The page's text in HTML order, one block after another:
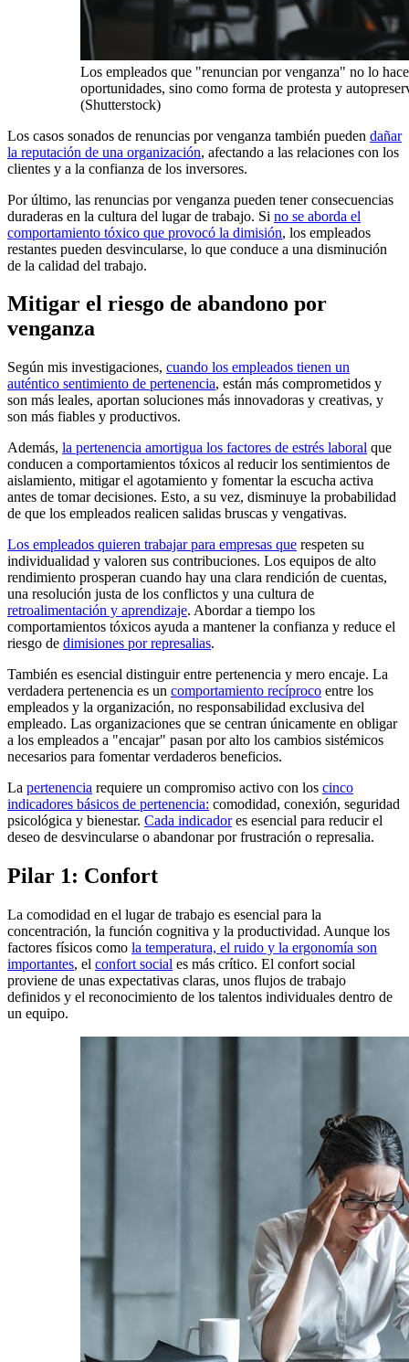
Los empleados que "renuncian por venganza" no lo
oportunidades, sino como forma de protesta y
(Shutterstock)
Los casos sonados de renuncias por venganza también pueden dañar
la reputación de una organización, afectando a las relaciones con los
clientes y a la confianza de los inversores.
Por último, las renuncias por venganza pueden tener consecuencias
duraderas en la cultura del lugar de trabajo. Si no se aborda el
comportamiento tóxico que provocó la dimisión, los empleados
restantes pueden desvincularse, lo que conduce a una disminución
de la calidad del trabajo.
Mitigar el riesgo de abandono por
venganza
Según mis investigaciones, cuando los empleados tienen un
auténtico sentimiento de pertenencia, están más comprometidos y
son más leales, aportan soluciones más innovadoras y creativas, y
son más fiables y productivos.
Además, la pertenencia amortigua los factores de estrés laboral que
conducen a comportamientos tóxicos al reducir los sentimientos de
aislamiento, mitigar el agotamiento y fomentar la escucha activa
antes de tomar decisiones. Esto, a su vez, disminuye la probabilidad
de que los empleados realicen salidas bruscas y vengativas.
Los empleados quieren trabajar para empresas que respeten su
individualidad y valoren sus contribuciones. Los equipos de alto
rendimiento prosperan cuando hay una clara rendición de cuentas,
una resolución justa de los conflictos y una cultura de
retroalimentación y aprendizaje. Abordar a tiempo los
comportamientos tóxicos ayuda a mantener la confianza y reduce el
riesgo de dimisiones por represalias.
También es esencial distinguir entre pertenencia y mero encaje. La
verdadera pertenencia es un comportamiento recíproco entre los
empleados y la organización, no responsabilidad exclusiva del
empleado. Las organizaciones que se centran únicamente en obligar
a los empleados a "encajar" pasan por alto los cambios sistémicos
necesarios para fomentar verdaderos beneficios.
La pertenencia requiere un compromiso activo con los cinco
indicadores básicos de pertenencia: comodidad, conexión, seguridad
psicológica y bienestar. Cada indicadores esencial para reducir el
deseo de desvincularse o abandonar por frustración o represalia.
Pilar 1: Confort
La comodidad en el lugar de trabajo es esencial para la
concentración, la función cognitiva y la productividad. Aunque los
factores físicos como la temperatura, el ruido y la ergonomía son
importantes, el confort social es más crítico. El confort social
proviene de unas expectativas claras, unos flujos de trabajo
definidos y el reconocimiento de los talentos individuales dentro de
un equipo.